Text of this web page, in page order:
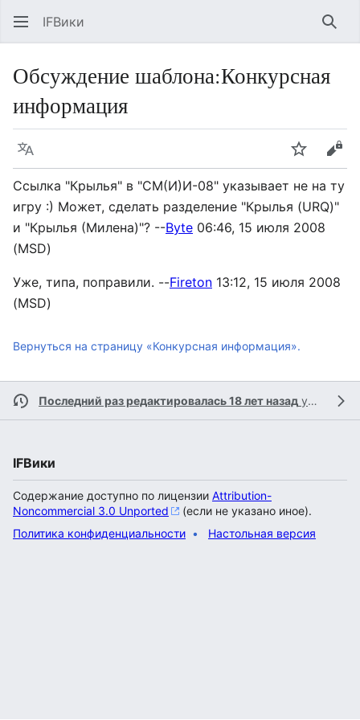
IFВики
Обсуждение шаблона:Конкурсная
информация
Язык Следить
Ссылка "Крылья" в "СМ(И)И-08" указывает не на ту
игру :) Может, сделать разделение "Крылья (URQ)"
и "Крылья (Милена)"? --Byte 06:46, 15 июля 2008
(MSD)
Уже, типа, поправили. --Fireton 13:12, 15 июля 2008
(MSD)
Вернуться на страницу «Конкурсная информация».
Последний раз редактировалась 18 лет назад участником
IFВики
Содержание доступно по лицензии Attribution-
Noncommercial 3.0 Unported
(если не указано иное).
Политика конфиденциальности
Настольная версия